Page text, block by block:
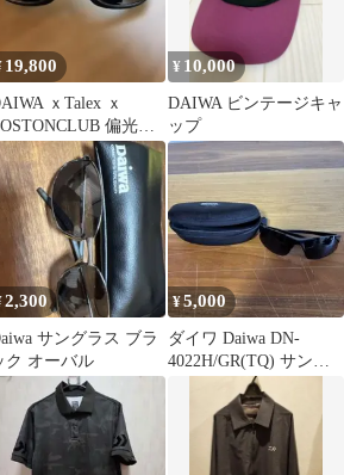
19,800
ｘTalex ｘ
偏光サ
グラス
¥ 10,000
DAIWA ビンテージキャ
ップ
2,300
サングラス ブラ
ク オーバル
¥5,000
ダイワ Daiwa DN-
4022H/GR(TQ) サング